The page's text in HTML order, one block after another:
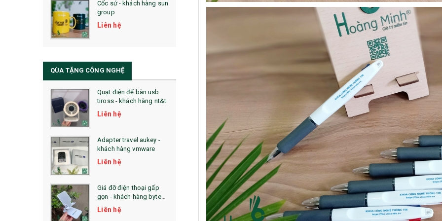
29. MÓC KHOÁ
31. TÚI VẢI KHÔNG DỆT
33. MŨ LƯỠI TRAI
36. QUẠT NHỰA QUẢNG CÁO
QUÀ TẶNG KHUYẾN MẠI
QUÀ TẶNG SX NHANH
QUÀ TẶNG HỘI THẢO
QUÀ TẶNG CÔNG NGHỆ
SẢN PHẨM ĐÃ THỰC HIỆN
Cốc sứ - khách hàng sun
group
Liên hệ
Ô gấp 3 bán tự động -
Cốc giữ nhiệt 500ml
Liên hệ
QÙA TẶNG CÔNG NGHỆ
Quạt điện để bàn usb
tiross - khách hàng nt&t
Liên hệ
Adapter travel aukey -
khách hàng vmware
Liên hệ
Giá đỡ điện thoại gấp
gọn - khách hàng byte
plus
Liên hệ
Bộ quà tặng công nghệ
baseus - khách hàng
alphare
Liên hệ
Lót chuột in logo -
khách hàng vtc online
Liên hệ
Chuột không dây 2.4g
hoco gm14 - cscv2025
Liên hệ
Pin sạc hoco j108 -
khách hàng nt&t
Liên hệ
Lót chuột in logo -
khách hàng commvault
Liên hệ